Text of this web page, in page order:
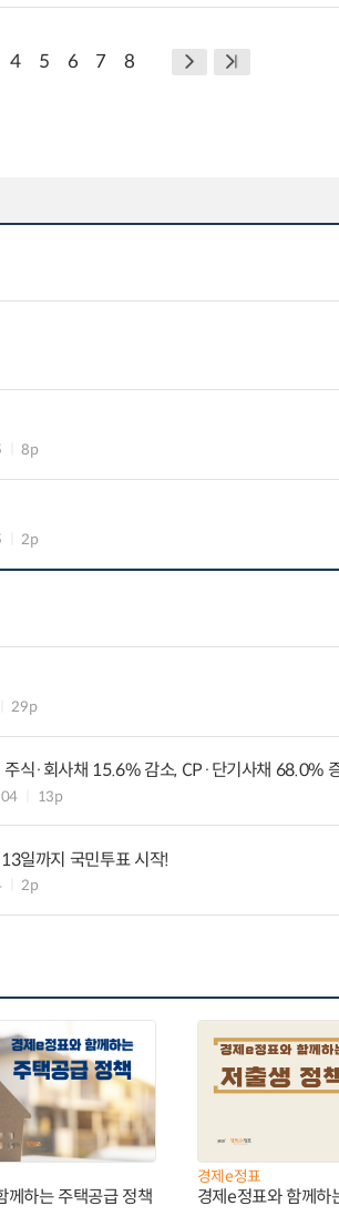
4 5 6 7 8
8p
2p
29p
식·회사채 15.6% 감소, CP·단기사채 68.0%
13p
일까지 국민투표 시작!
2p
께하는 주택공급 정책
경제e정표
경제e정표와 함께하